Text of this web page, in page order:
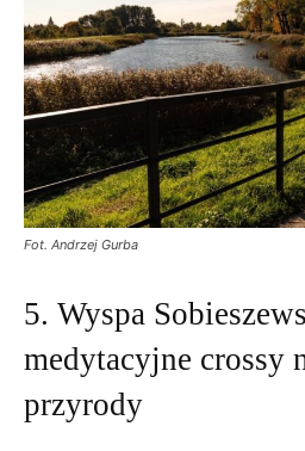
Fot. Andrzej Gurba
5. Wyspa
medytacyjne crossy
przyrody